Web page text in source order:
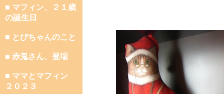
■ マフィン、２１歳
の誕生日
■ とびちゃんのこと
■ 赤鬼さん、登場
■ ママとマフィン
２０２３